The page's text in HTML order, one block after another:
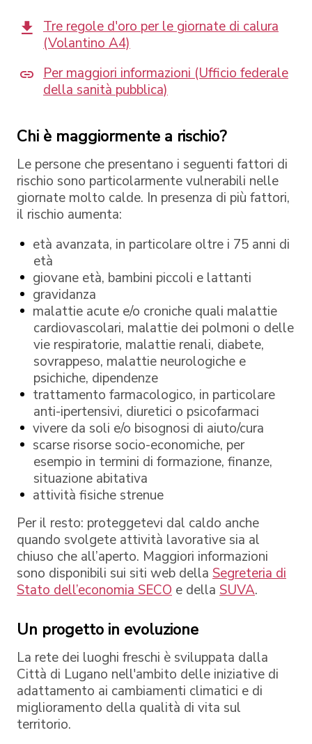
Tre regole d'oro per le giornate di calura
(Volantino A4)
Per maggiori informazioni (Ufficio federale
della sanità pubblica)
Chi è maggiormente a rischio?
Le persone che presentano i seguenti fattori di
rischio sono particolarmente vulnerabili nelle
giornate molto calde. In presenza di più fattori,
il rischio aumenta:
età avanzata, in particolare oltre i 75 anni di
età
giovane età, bambini piccoli e lattanti
gravidanza
malattie acute e/o croniche quali malattie
cardiovascolari, malattie dei polmoni o delle
vie respiratorie, malattie renali, diabete,
sovrappeso, malattie neurologiche e
psichiche, dipendenze
trattamento farmacologico, in particolare
anti-ipertensivi, diuretici o psicofarmaci
vivere da soli e/o bisognosi di aiuto/cura
scarse risorse socio-economiche, per
esempio in termini di formazione, finanze,
situazione abitativa
attività fisiche strenue
Per il resto: proteggetevi dal caldo anche
quando svolgete attività lavorative sia al
chiuso che all’aperto. Maggiori informazioni
sono disponibili sui siti web della Segreteria di
Stato dell’economia SECO e della SUVA.
Un progetto in evoluzione
La rete dei luoghi freschi è sviluppata dalla
Città di Lugano nell'ambito delle iniziative di
adattamento ai cambiamenti climatici e di
miglioramento della qualità di vita sul
territorio.